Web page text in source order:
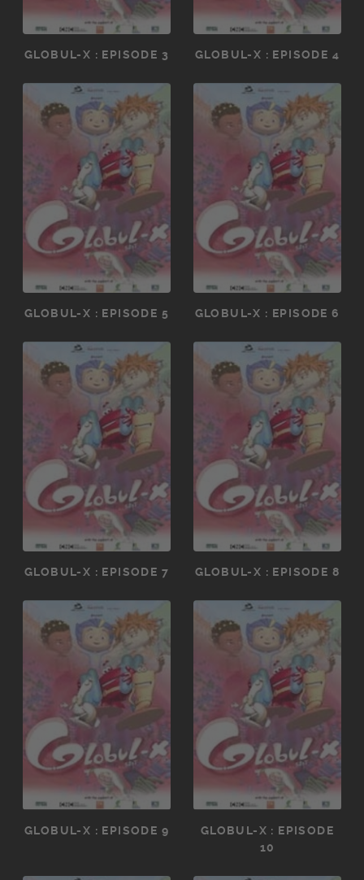
GLOBUL-X : EPISODE 3 GLOBUL-X : EPISODE 4
GLOBUL-X : EPISODE 5 GLOBUL-X : EPISODE 6
GLOBUL-X : EPISODE 7 GLOBUL-X : EPISODE 8
GLOBUL-X : EPISODE 9
GLOBUL-X : EPISODE
10